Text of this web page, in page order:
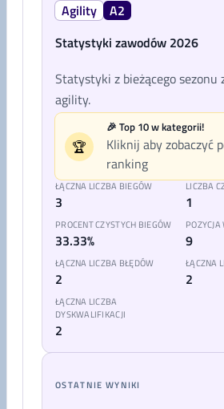
Agility
A2
Statystyki zawodów 2026
Statystyki z bieżącego sezonu
agility.
🏆
🎉 Top 10 w kategorii!
Kliknij aby zobaczyć
ranking
ŁĄCZNA LICZBA BIEGÓW
3
LICZBA
1
PROCENT CZYSTYCH BIEGÓW
33.33% 9
ŁĄCZNA LICZBA BŁĘDÓW
2
ŁĄCZNA
2
ŁĄCZNA LICZBA
DYSKWALIFIKACJI
2
OSTATNIE WYNIKI